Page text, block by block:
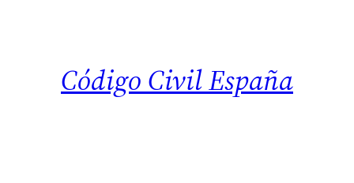
Código Civil España